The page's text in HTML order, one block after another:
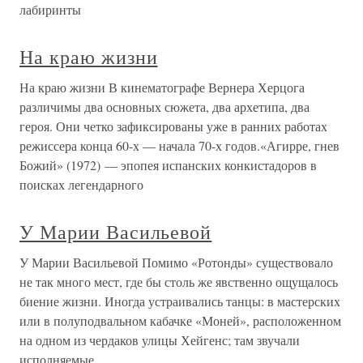
лабиринты
На краю жизни
На краю жизни В кинематографе Вернера Херцога
различимы два основных сюжета, два архетипа, два
героя. Они четко зафиксированы уже в ранних работах
режиссера конца 60-х — начала 70-х годов.«Агирре, гнев
Божий» (1972) — эпопея испанских конкистадоров в
поисках легендарного
У Марии Васильевой
У Марии Васильевой Помимо «Ротонды» существовало
не так много мест, где бы столь же явственно ощущалось
биение жизни. Иногда устраивались танцы: в мастерских
или в полуподвальном кабачке «Моней», расположенном
на одном из чердаков улицы Хейгенс; там звучали
исполняемые